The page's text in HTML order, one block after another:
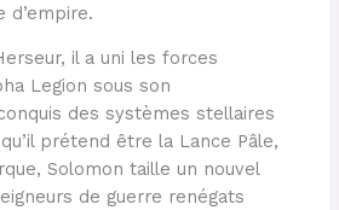
d’empire.
il a uni les forces
Legion sous son
des systèmes stellaires
prétend être la Lance Pâle,
Solomon taille un nouvel
de guerre renégats